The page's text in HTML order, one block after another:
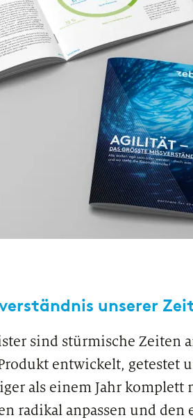
unserer
sind stürmische Zeiten
entwickelt, getestet
als einem Jahr komplett
radikal anpassen und den